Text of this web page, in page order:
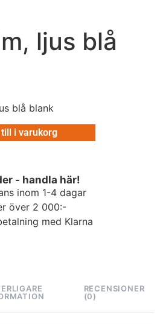
ljus blå
blå blank
i varukorg
- handla här!
inom 1-4 dagar
över 2 000:-
med Klarna
RECENSIONER
(0)